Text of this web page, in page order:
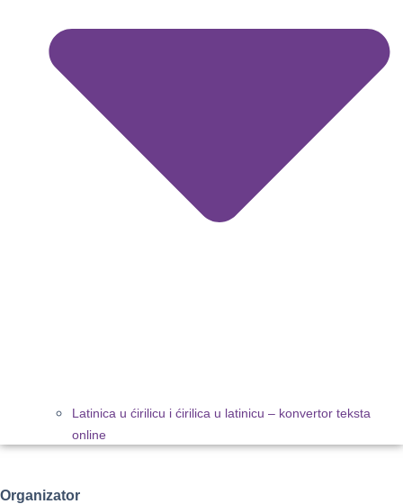
Latinica u ćirilicu i ćirilica u latinicu – konvertor teksta
online
Organizator